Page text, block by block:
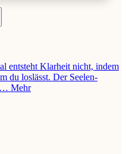
entsteht Klarheit nicht, indem
du loslässt. Der Seelen-
Mehr